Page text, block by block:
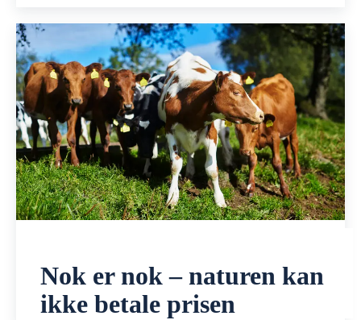
Nok er nok – naturen kan
ikke betale prisen